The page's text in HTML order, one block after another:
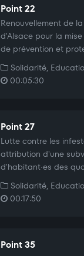
Point 22
Renouvellement de
d'Alsace pour la
de prévention et
Solidarité,
00:05:30
Point 27
Lutte contre les
attribution d'une
d'habitant·es des
Solidarité,
00:17:50
Point 35